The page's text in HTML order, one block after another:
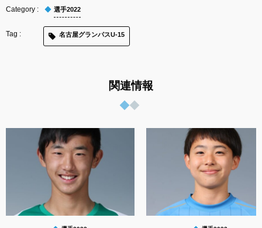
選手2022
名古屋グランパスU-15
関連情報